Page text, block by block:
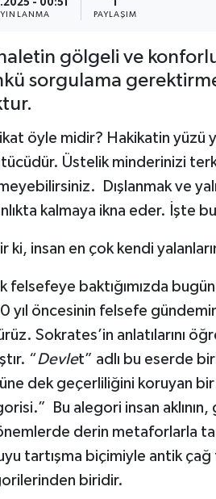
- 00:51
PAYLAŞIM
gölgeli ve
sorgulama
öyle midir? Hakikatin yüzü
Üstelik minderinizi
Dışlanmak ve
kalmaya ikna eder. İşte
ki, insan en çok kendi
felsefeye baktığımızda
yıl öncesinin felsefe
Sokrates’in anlatılarını
“Devlet” adlı bu eserde
dek geçerliliğini koruyan
Bu alegori insan
derin metaforlarla
tartışma biçimiyle antik
biridir.